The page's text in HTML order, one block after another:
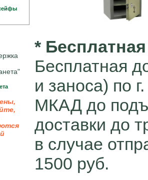
*
Бесплатная
и заноса) по
МКАД до
доставки до
в случае
1500 руб.